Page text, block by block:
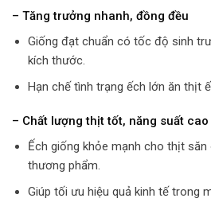
– Tăng trưởng nhanh, đồng đều
Giống đạt chuẩn có tốc độ sinh
kích thước.
Hạn chế tình trạng ếch lớn ăn thịt
– Chất lượng thịt tốt, năng suất cao
Ếch giống khỏe mạnh cho thịt
thương phẩm.
Giúp tối ưu hiệu quả kinh tế trong